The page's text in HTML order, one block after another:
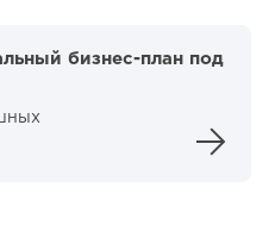
бизнес-план под